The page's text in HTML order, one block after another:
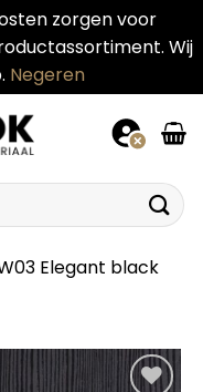
zorgen voor
Wij
Negeren
W03 Elegant black